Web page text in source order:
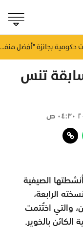
منذ ١٦ ساعة محافظ الظاهرة يُكرّم 3 جهات حكومية بجائزة "أفضل منفذ تقديم خدمة" لعام 2025
تنس
الصيفية
الرابعة،
والتي اختُتمت
بالخوير.